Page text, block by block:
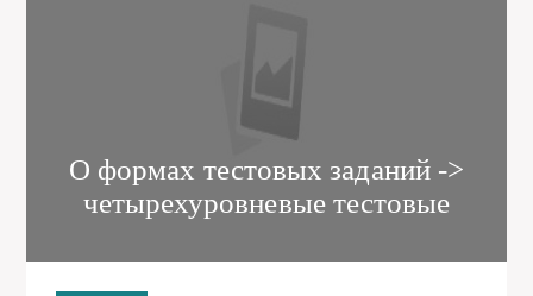
О формах тестовых заданий ->
четырехуровневые тестовые